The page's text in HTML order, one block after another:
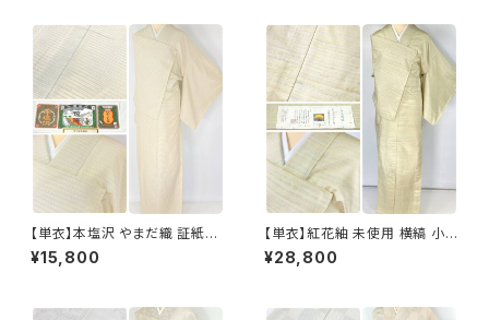
【単衣】本塩沢 やまだ織 証紙付
き 横縞 小紋 正絹 クリーム色 1
350
¥15,800
【単衣】紅花紬 未使用 横縞 小
紋 正絹 黄緑 青 ピンク 薄柳 13
22
¥28,800